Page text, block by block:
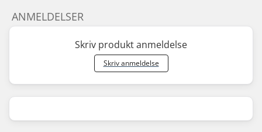
ANMELDELSER
Skriv produkt anmeldelse
Skriv anmeldelse